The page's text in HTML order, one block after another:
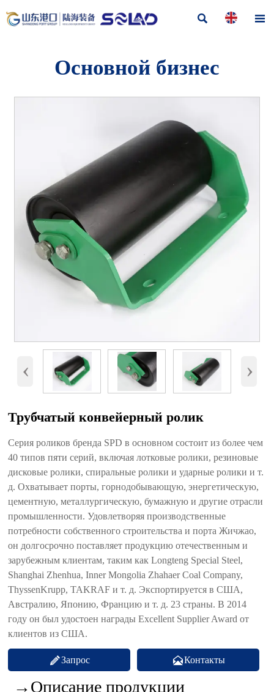
 
Основной бизнес
‹ ›
Трубчатый конвейерный ролик
Серия роликов бренда SPD в основном состоит из более чем
40 типов пяти серий, включая лотковые ролики, резиновые
дисковые ролики, спиральные ролики и ударные ролики и т.
д. Охватывает порты, горнодобывающую, энергетическую,
цементную, металлургическую, бумажную и другие отрасли
промышленности. Удовлетворяя производственные
потребности собственного строительства и порта Жичжао,
он долгосрочно поставляет продукцию отечественным и
зарубежным клиентам, таким как Longteng Special Steel,
Shanghai Zhenhua, Inner Mongolia Zhahaer Coal Company,
ThyssenKrupp, TAKRAF и т. д. Экспортируется в США,
Австралию, Японию, Францию и т. д. 23 страны. В 2014
году он был удостоен награды Excellent Supplier Award от
клиентов из США.
Запрос Контакты
→Описание продукции